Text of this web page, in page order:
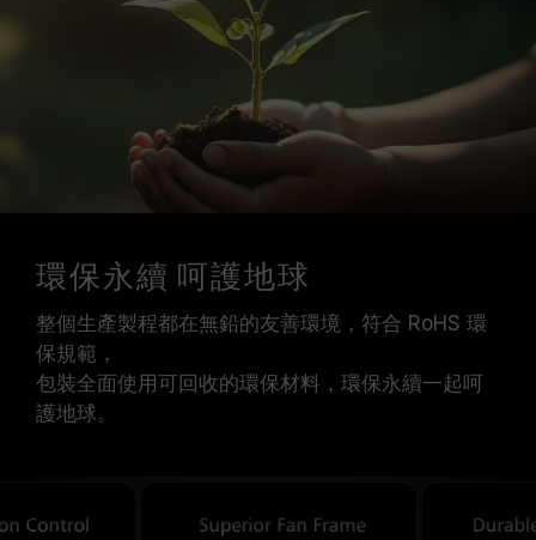
環保永續 呵護地球
整個生產製程都在無鉛的友善環境，符合 RoHS 環
保規範，
包裝全面使用可回收的環保材料，環保永續一起呵
護地球。